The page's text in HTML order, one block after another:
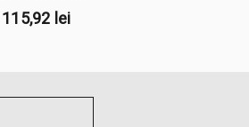
115,92 lei